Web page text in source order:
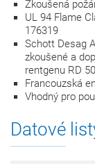
Zkoušená
UL 94 Flame
176319
Schott Desag
zkoušené a
rentgenu RD
Francouzská
Vhodný pro
Datové